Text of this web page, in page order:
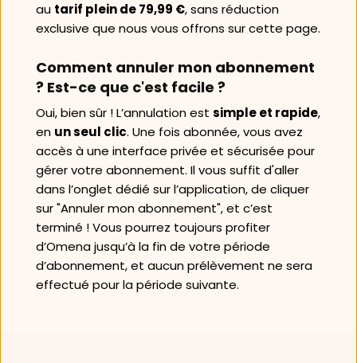
au tarif plein de 79,99 €, sans réduction
exclusive que nous vous offrons sur cette page.
Comment annuler mon abonnement
? Est-ce que c'est facile ?
Oui, bien sûr ! L’annulation est simple et rapide,
en un seul clic. Une fois abonnée, vous avez
accès à une interface privée et sécurisée pour
gérer votre abonnement. Il vous suffit d'aller
dans l’onglet dédié sur l’application, de cliquer
sur "Annuler mon abonnement", et c’est
terminé ! Vous pourrez toujours profiter
d’Omena jusqu’à la fin de votre période
d’abonnement, et aucun prélèvement ne sera
effectué pour la période suivante.